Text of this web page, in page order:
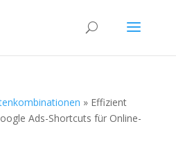
» Effizient
Ads-Shortcuts für Online-